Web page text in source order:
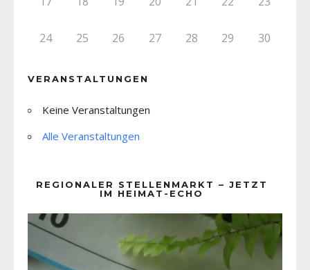
24 25 26 27 28 29 30
VERANSTALTUNGEN
Keine Veranstaltungen
Alle Veranstaltungen
REGIONALER STELLENMARKT – JETZT
IM HEIMAT-ECHO
Player